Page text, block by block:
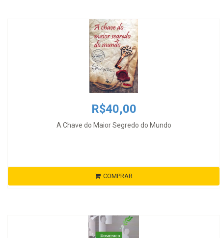
R$40,00
A Chave do Maior Segredo do Mundo
COMPRAR